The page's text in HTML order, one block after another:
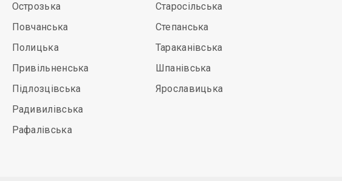
Острозька
Повчанська
Полицька
Привільненська
Підлозцівська
Радивилівська
Рафалівська
Старосільська
Степанська
Тараканівська
Шпанівська
Ярославицька